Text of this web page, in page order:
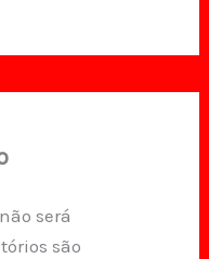
será
são